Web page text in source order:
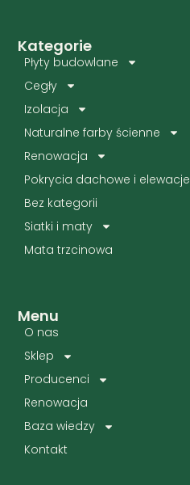
Menu
O nas
Sklep
Producenci
Renowacja
Baza wiedzy
Kontakt
Kategorie
Płyty budowlane
Cegły
Izolacja
Naturalne farby ścienne
Renowacja
Pokrycia dachowe i elewacje
Bez kategorii
Siatki i maty
Mata trzcinowa